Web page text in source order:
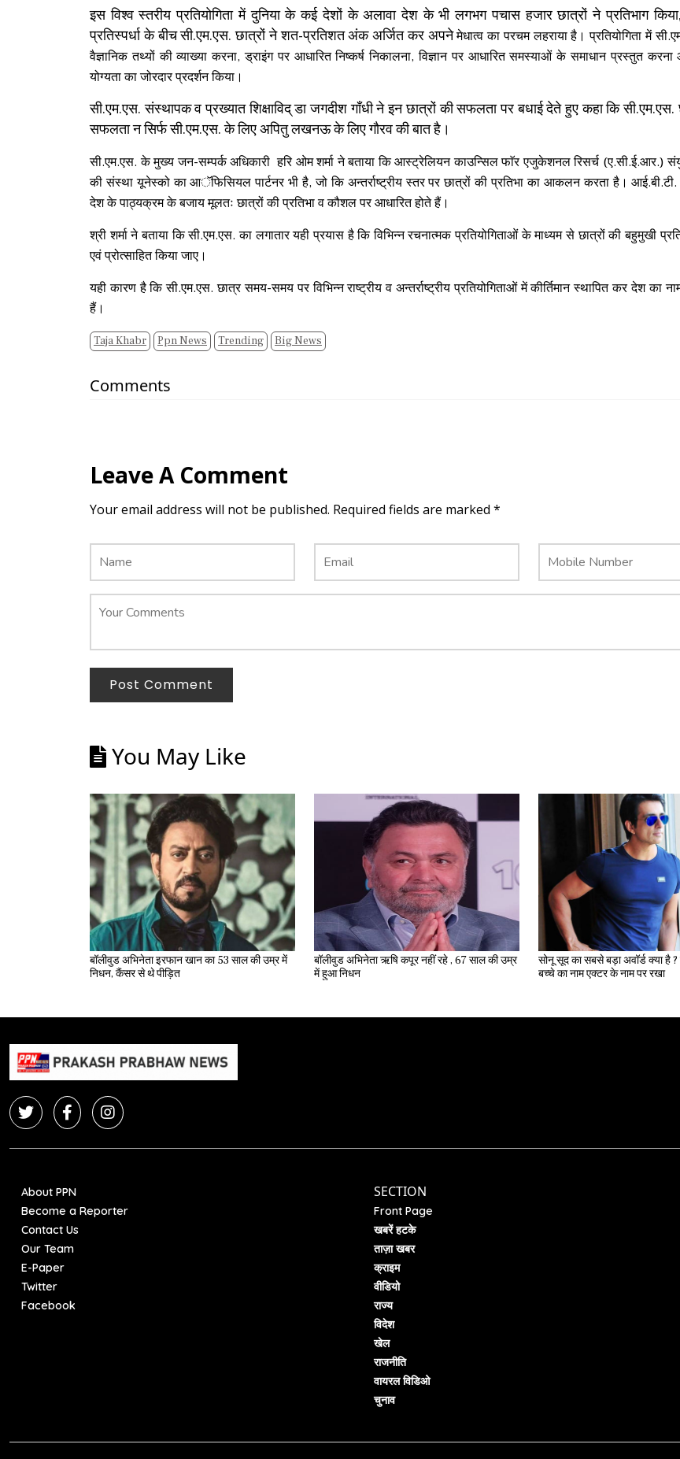
इस विश्व स्तरीय प्रतियोगिता में दुनिया के कई देशों के अलावा देश के भी लगभग पचास हजार छात्रों ने प्रतिभाग
प्रतिस्पर्धा के बीच सी.एम.एस. छात्रों ने शत-प्रतिशत अंक अर्जित कर अपनेमेधात्व का परचम लहराया है। प्रतियोगिता में
वैज्ञानिक तथ्यों की व्याख्या करना, ड्राइंग पर आधारित निष्कर्ष निकालना, विज्ञान पर आधारित समस्याओं के समाधान प्रस्तुत
योग्यता का जोरदार प्रदर्शन किया।
सी.एम.एस. संस्थापक व प्रख्यात शिक्षाविद् डा जगदीश गाँधी ने इन छात्रों की सफलता पर बधाई देते हुए कहा कि सी.एम.एस.
सफलता न सिर्फ सी.एम.एस. के लिए अपितु लखनऊ के लिए गौरव की बात है।
सी.एम.एस. के मुख्य जन-सम्पर्क अधिकारी हरि ओम शर्मा ने बताया कि आस्ट्रेलियन काउन्सिल फाॅर एजुकेशनल रिसर्च (ए.सी.ई.आर.)
की संस्था यूनेस्को का आॅफिसियल पार्टनर भी है, जो कि अन्तर्राष्ट्रीय स्तर पर छात्रों की प्रतिभा का आकलन करता है।
देश के पाठ्यक्रम के बजाय मूलतः छात्रों की प्रतिभा व कौशल पर आधारित होते हैं।
श्री शर्मा ने बताया कि सी.एम.एस. का लगातार यही प्रयास है कि विभिन्न रचनात्मक प्रतियोगिताओं के माध्यम से छात्रों की बहुमुखी
एवं प्रोत्साहित किया जाए।
यही कारण है कि सी.एम.एस. छात्र समय-समय पर विभिन्न राष्ट्रीय व अन्तर्राष्ट्रीय प्रतियोगिताओं में कीर्तिमान स्थापित कर देश का
हैं।
Taja Khabr Ppn News Trending Big News
Comments
Leave A Comment
Your email address will not be published. Required fields are marked *
Post Comment
You May Like
बॉलीवुड अभिनेता इरफान खान का 53 साल की उम्र में
निधन, कैंसर से थे पीड़ित
बॉलीवुड अभिनेता ऋषि कपूर नहीं रहे , 67 साल की उम्र
में हुआ निधन
सोनू सूद का सबसे बड़ा अवॉर्ड क्या है ? महिला ने अपने
बच्चे का नाम एक्टर के नाम पर रखा
About PPN
Become a Reporter
Contact Us
Our Team
E-Paper
Twitter
Facebook
SECTION
Front Page
खबरें हटके
ताज़ा खबर
क्राइम
वीडियो
राज्य
विदेश
खेल
राजनीति
वायरल विडिओ
चुनाव